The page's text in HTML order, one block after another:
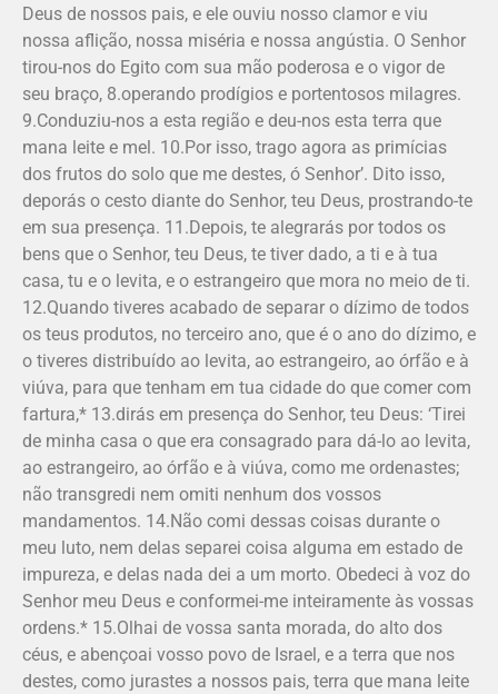
Deus de nossos pais, e ele ouviu nosso clamor e viu
nossa aflição, nossa miséria e nossa angústia. O Senhor
tirou-nos do Egito com sua mão poderosa e o vigor de
seu braço, 8.operando prodígios e portentosos milagres.
9.Conduziu-nos a esta região e deu-nos esta terra que
mana leite e mel. 10.Por isso, trago agora as primí­cias
dos frutos do solo que me destes, ó Senhor’. Dito isso,
deporás o cesto diante do Senhor, teu Deus, prostrando-te
em sua presença. 11.Depois, te alegrarás por todos os
bens que o Senhor, teu Deus, te tiver dado, a ti e à tua
casa, tu e o levita, e o estrangeiro que mora no meio de ti.
12.Quando tiveres acabado de separar o dízimo de todos
os teus produtos, no terceiro ano, que é o ano do dízimo, e
o tiveres distribuído ao levita, ao estrangeiro, ao órfão e à
viúva, para que tenham em tua cidade do que comer com
fartura,* 13.dirás em presença do Senhor, teu Deus: ‘Tirei
de minha casa o que era consagrado para dá-lo ao levita,
ao estrangeiro, ao órfão e à viúva, como me ordenastes;
não transgredi nem omiti nenhum dos vossos
mandamentos. 14.Não comi dessas coisas durante o
meu luto, nem delas separei coisa alguma em estado de
impureza, e delas nada dei a um morto. Obedeci à voz do
Senhor meu Deus e conformei-me inteiramente às vossas
ordens.* 15.Olhai de vossa santa morada, do alto dos
céus, e abençoai vosso povo de Israel, e a terra que nos
destes, como jurastes a nossos pais, terra que mana leite